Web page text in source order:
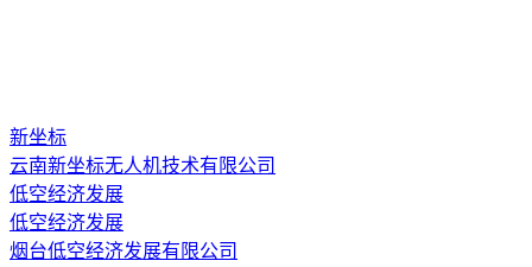
新坐标
云南新坐标无人机技术有限公司
低空经济发展
低空经济发展
烟台低空经济发展有限公司